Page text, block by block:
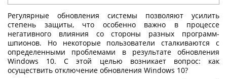
Регулярные обновления системы позволяют усилить
степень защиты, что особенно важно в процессе
негативного влияния со стороны разных программ-
шпионов. Но некоторые пользователи сталкиваются с
определенными проблемами в результате обновления
Windows 10. С этой целью возникает вопрос: как
осуществить отключение обновления Windows 10?